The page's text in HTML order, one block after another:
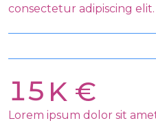
consectetur adipiscing elit.
15
Lorem ipsum dolor sit